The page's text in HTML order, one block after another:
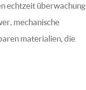
echtzeit überwachung
mechanische
materialien, die